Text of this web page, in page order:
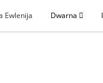
Ewlenija Dwarna